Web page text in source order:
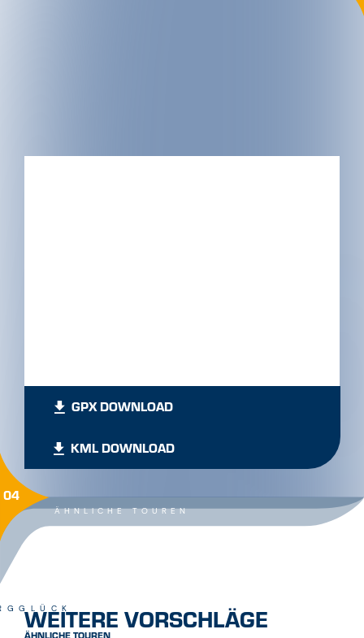
GPX DOWNLOAD
KML DOWNLOAD
ÄHNLICHE TOUREN
04
WEITERE VORSCHLÄGE